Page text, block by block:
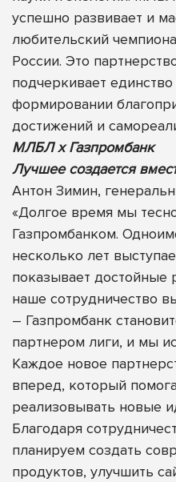
успешно развивает и
любительский
России. Это
подчеркивает
формировании
достижений и
МЛБЛ х Газпромбанк
Лучшее создается
Антон Зимин,
«Долгое время мы
Газпромбанком.
несколько лет
показывает достойные
наше сотрудничество
– Газпромбанк
партнером лиги, и мы
Каждое новое
вперед, который
реализовывать новые
Благодаря
планируем создать
продуктов, улучшить